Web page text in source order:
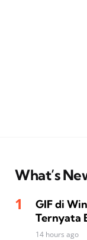
What’s
GIF di
Ternyata
14 hours ago